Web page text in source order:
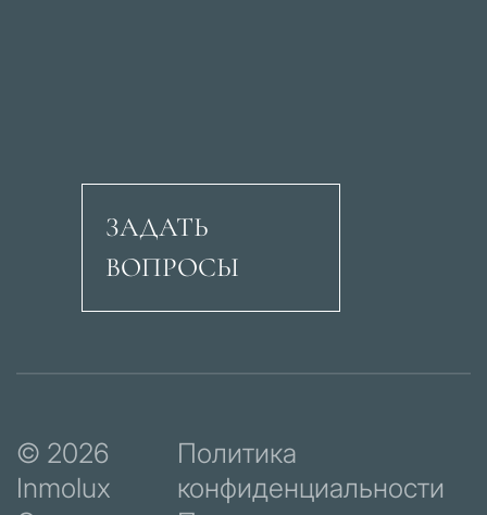
Авеню Рикардо
ЗАДАТЬ
ВОПРОСЫ
© 2026
Inmolux
Политика
конфиденциальности